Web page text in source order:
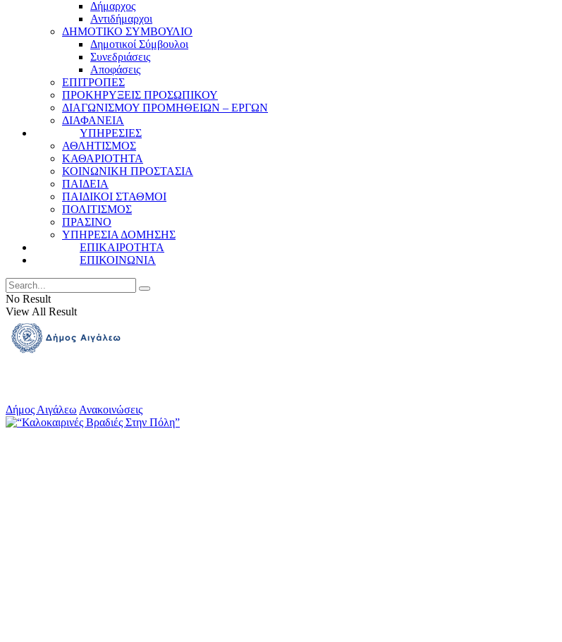
Δήμαρχος
Αντιδήμαρχοι
ΔΗΜΟΤΙΚΟ ΣΥΜΒΟΥΛΙΟ
Δημοτικοί Σύμβουλοι
Συνεδριάσεις
Αποφάσεις
ΕΠΙΤΡΟΠΕΣ
ΠΡΟΚΗΡΥΞΕΙΣ ΠΡΟΣΩΠΙΚΟΥ
ΔΙΑΓΩΝΙΣΜΟΥ ΠΡΟΜΗΘΕΙΩΝ – ΕΡΓΩΝ
ΔΙΑΦΑΝΕΙΑ
ΥΠΗΡΕΣΙΕΣ
ΑΘΛΗΤΙΣΜΟΣ
ΚΑΘΑΡΙΟΤΗΤΑ
ΚΟΙΝΩΝΙΚΗ ΠΡΟΣΤΑΣΙΑ
ΠΑΙΔΕΙΑ
ΠΑΙΔΙΚΟΙ ΣΤΑΘΜΟΙ
ΠΟΛΙΤΙΣΜΟΣ
ΠΡΑΣΙΝΟ
ΥΠΗΡΕΣΙΑ ΔΟΜΗΣΗΣ
ΕΠΙΚΑΙΡΟΤΗΤΑ
ΕΠΙΚΟΙΝΩΝΙΑ
No Result
View All Result
Δήμος Αιγάλεω Ανακοινώσεις